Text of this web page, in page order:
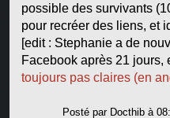
possible des survivants
pour recréer des liens, et
[edit : Stephanie a de
Facebook après 21 jours,
toujours pas claires (en
Posté par Docthib à